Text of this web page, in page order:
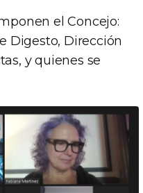
el Concejo:
Digesto, Dirección
y quienes se